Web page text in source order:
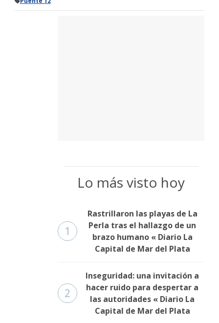
Lo más visto hoy
1
Rastrillaron las playas de La
Perla tras el hallazgo de un
brazo humano « Diario La
Capital de Mar del Plata
2
Inseguridad: una invitación a
hacer ruido para despertar a
las autoridades « Diario La
Capital de Mar del Plata